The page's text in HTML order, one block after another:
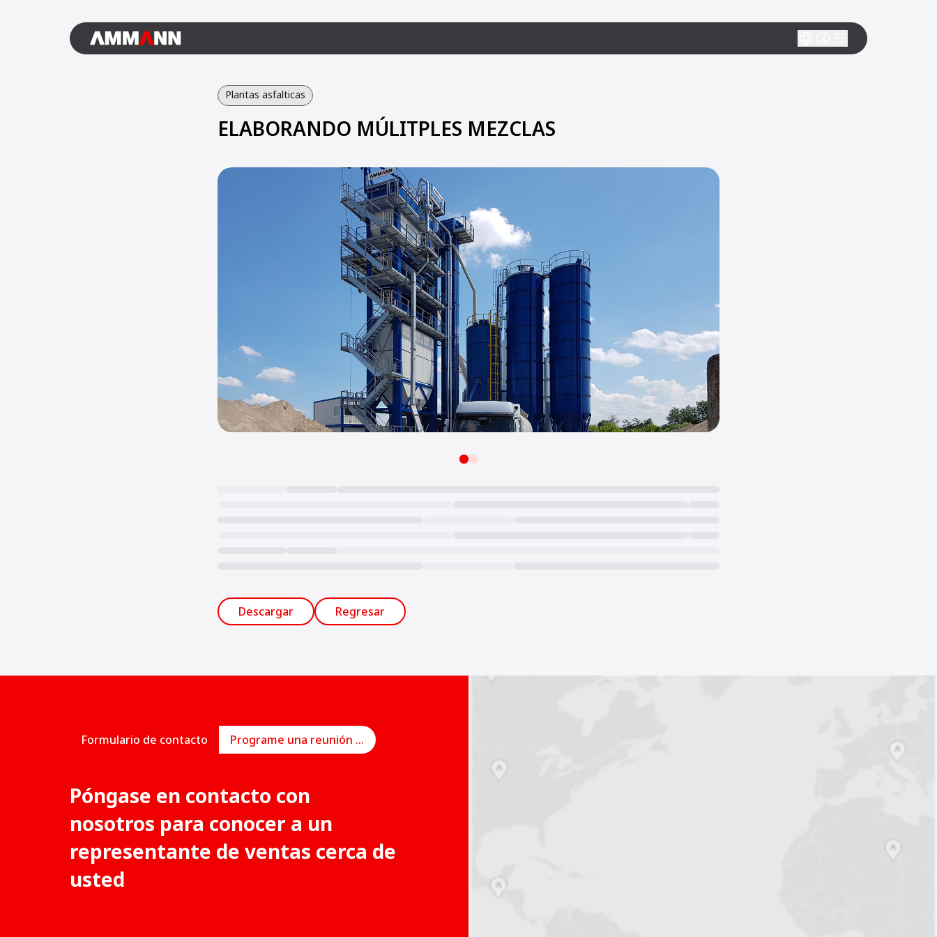
Plantas asfalticas
ELABORANDO MÚLITPLES MEZCLAS
Descargar
Regresar
Formulario de contacto Programe una reunión en línea
Póngase en contacto con
nosotros para conocer a un
representante de ventas cerca de
usted